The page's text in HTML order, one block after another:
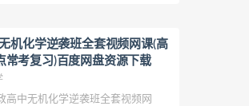
段第3讲.六阴六阳十四气.mp404.第
不考的那些计算和图像_.mp4
机化学逆袭班全套视频网课(高
常考复习)百度网盘资源下载
高中无机化学逆袭班全套视频网